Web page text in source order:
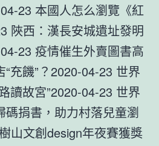
23 本國人怎么瀏覽《紅
陜西：漢長安城遺址發明
23 疫情催生外賣圖書高
充饑”？2020-04-23 世界
讀故宮”2020-04-23 世界
碼捐書，助力村落兒童瀏
山文創design年夜賽獲獎